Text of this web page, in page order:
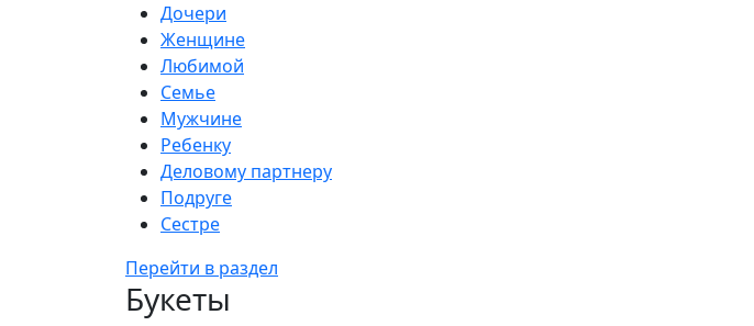
Дочери
Женщине
Любимой
Семье
Мужчине
Ребенку
Деловому партнеру
Подруге
Сестре
Перейти в раздел
Букеты